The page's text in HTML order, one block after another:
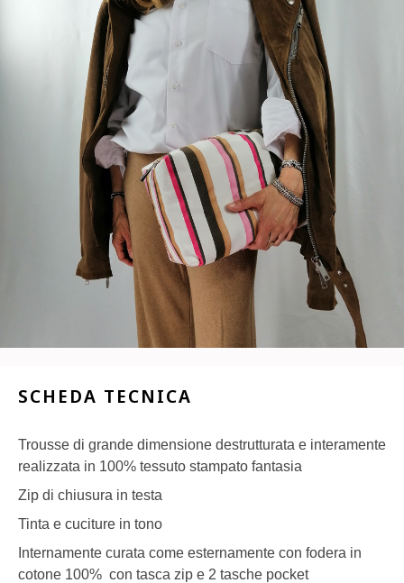
SCHEDA TECNICA
Trousse di grande dimensione destrutturata e interamente
realizzata in 100% tessuto stampato fantasia
Zip di chiusura in testa
Tinta e cuciture in tono
Internamente curata come esternamente con fodera in
cotone 100% con tasca zip e 2 tasche pocket